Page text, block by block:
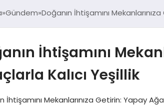
Gündem Doğanın İhtişamını
İhtişamını
Kalıcı Yeşillik
İhtişamını Mekanlarınıza Getirin: Yapay